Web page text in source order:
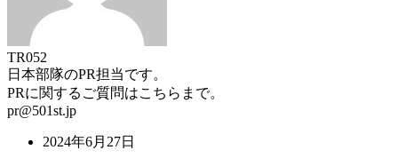
TR052
日本部隊のPR担当です。
PRに関するご質問はこちらまで。
pr@501st.jp
2024年6月27日